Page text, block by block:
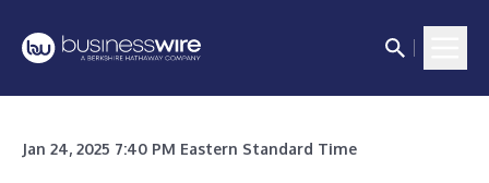
Jan 24, 2025 7:40 PM Eastern Standard Time